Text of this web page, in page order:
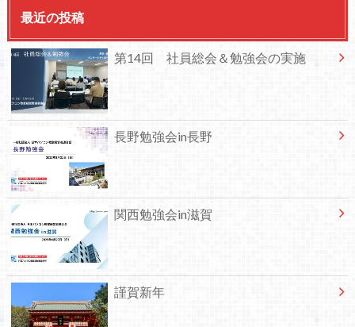
最近の投稿
第14回 社員総会＆勉強会の実施
長野勉強会in長野
関西勉強会in滋賀
謹賀新年